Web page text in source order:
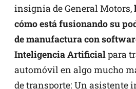
insignia de General Motors,
cómo está fusionando su
de manufactura con
Inteligencia Artificialpara
automóvil en algo mucho
de transporte: Un asistente